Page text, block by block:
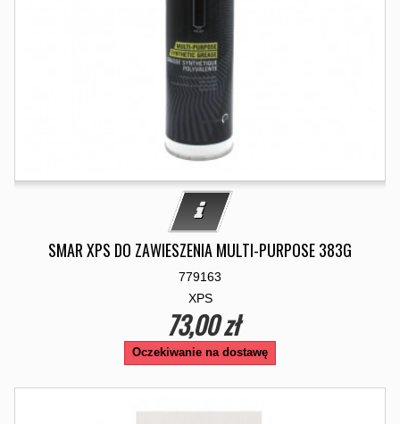
SMAR XPS DO ZAWIESZENIA MULTI-PURPOSE 383G
779163
XPS
73,00 zł
Oczekiwanie na dostawę